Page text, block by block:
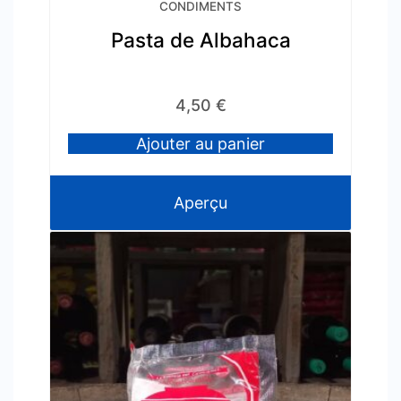
CONDIMENTS
Pasta de Albahaca
4,50 €
Ajouter au panier
Aperçu